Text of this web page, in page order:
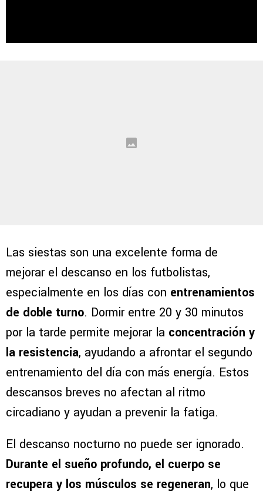
Las siestas son una excelente forma de
mejorar el descanso en los futbolistas,
especialmente en los días con entrenamientos
de doble turno. Dormir entre 20 y 30 minutos
por la tarde permite mejorar la concentración y
la resistencia, ayudando a afrontar el segundo
entrenamiento del día con más energía. Estos
descansos breves no afectan al ritmo
circadiano y ayudan a prevenir la fatiga.
El descanso nocturno no puede ser ignorado.
Durante el sueño profundo, el cuerpo se
recupera y los músculos se regeneran, lo que